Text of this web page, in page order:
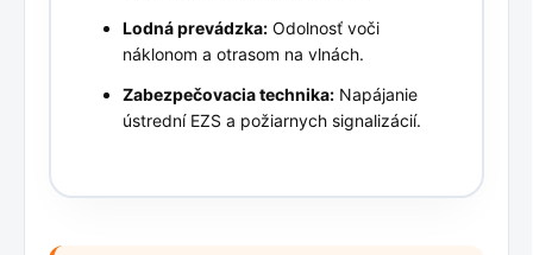
Lodná prevádzka: Odolnosť voči
náklonom a otrasom na vlnách.
Zabezpečovacia technika: Napájanie
ústrední EZS a požiarnych signalizácií.